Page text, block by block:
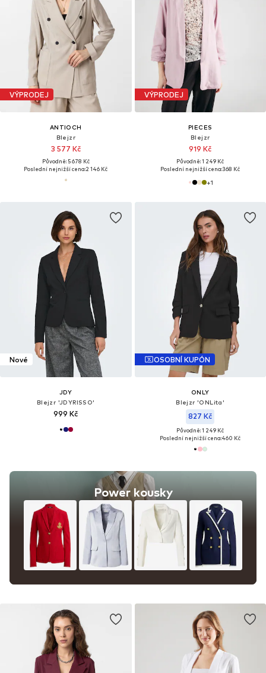
VÝPRODEJ
ANTIOCH
Blejzr
3 577 Kč
Původně: 5 678 Kč
Poslední nejnižší cena:2 146 Kč
VÝPRODEJ
PIECES
Blejzr
919 Kč
Původně: 1 249 Kč
Poslední nejnižší cena:368 Kč
+1
Nové
JDY
Blejzr 'JDYRISSO'
999 Kč
Power kousky
OSOBNÍ KUPÓN
ONLY
Blejzr 'ONLita'
827 Kč
Původně: 1 249 Kč
Poslední nejnižší cena:460 Kč